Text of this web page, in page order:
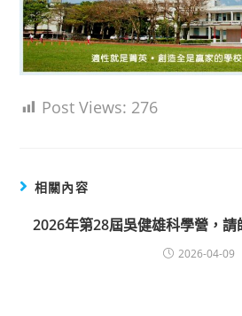
Post Views: 276
相關內容
2026年第28屆吳健雄科學營，請
2026-04-09